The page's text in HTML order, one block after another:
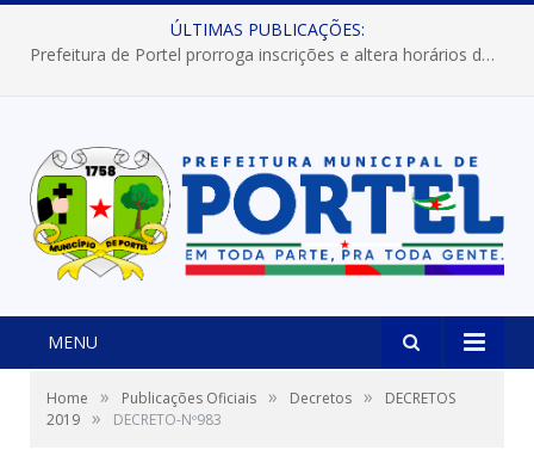
ÚLTIMAS PUBLICAÇÕES:
Prefeitura de Portel prorroga inscrições e altera horários dos concursos “Musa” e “Miss Mix Verão 2026”
MENU
Home » Publicações Oficiais » Decretos »
DECRETOS
2019 » DECRETO-Nº983